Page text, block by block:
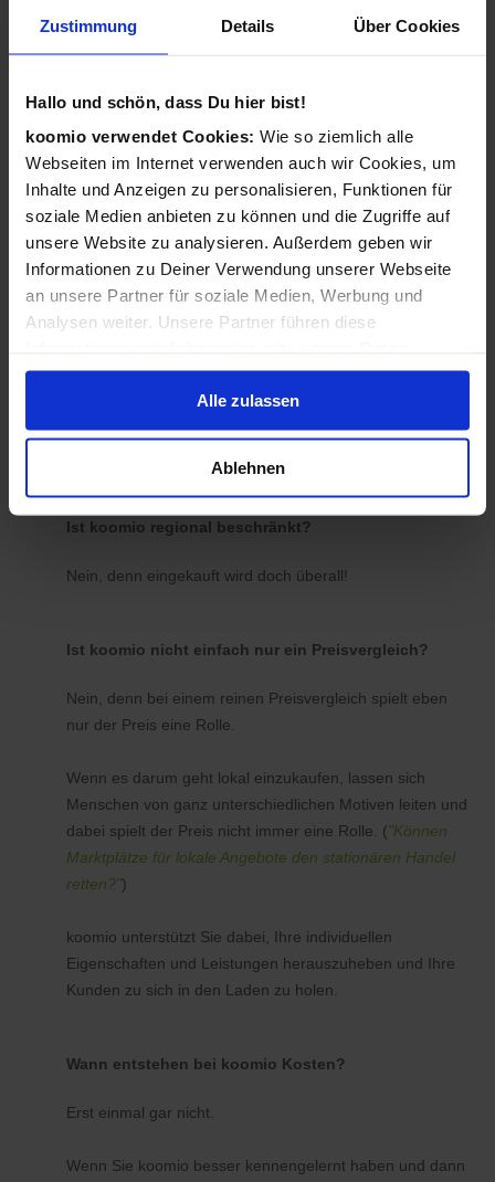
Zustimmung Details Über Cookies
Hallo und schön, dass Du hier bist!
koomio verwendet Cookies: Wie so ziemlich alle
Webseiten im Internet verwenden auch wir Cookies, um
Inhalte und Anzeigen zu personalisieren, Funktionen für
soziale Medien anbieten zu können und die Zugriffe auf
unsere Website zu analysieren. Außerdem geben wir
Informationen zu Deiner Verwendung unserer Webseite
an unsere Partner für soziale Medien, Werbung und
Analysen weiter. Unsere Partner führen diese
zusammen, die Du ihnen bereitgestellt hast oder die sie
im Rahmen Deiner Nutzung der Dienste gesammelt
haben.
Alle zulassen
Ablehnen
Wie funktioniert koomio?
Geschäftsinformationen vervollständigen, Angebote
Wir kümmern uns dann darum, dass Ihre Informationen
zu Ihren Kunden gelangen: Auf der koomio-Webseite, in
unseren Apps und in Suchmaschinen - daheim auf der
Couch und unterwegs auf dem Smartphone!
Ist koomio für alle Unternehmen gedacht?
Ja! koomio hilft deminhabergeführten Einzelhandel
genauso wie einerlandesweiten Handelskette
reinenDienstleister.
Ist koomio regional beschränkt?
Nein, denn eingekauft wird doch überall!
Ist koomio nicht einfach nur ein Preisvergleich?
Nein, denn bei einem reinen Preisvergleich spielt eben
nur der Preis eine Rolle.
Wenn es darum geht lokal einzukaufen, lassen sich
Menschen von ganz unterschiedlichen Motiven leiten und
dabei spielt der Preis nicht immer eine Rolle. ("Können
Marktplätze für lokale Angebote den stationären Handel
retten?")
koomio unterstützt Sie dabei, Ihre individuellen
Eigenschaften und Leistungen herauszuheben und Ihre
Kunden zu sich in den Laden zu holen.
Wann entstehen bei koomio Kosten?
Erst einmal gar nicht.
Wenn Sie koomio besser kennengelernt haben und dann